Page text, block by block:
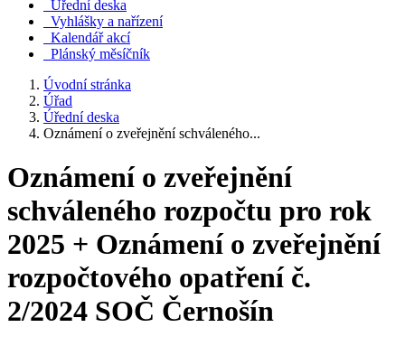
Úřední deska
Vyhlášky a nařízení
Kalendář akcí
Plánský měsíčník
Úvodní stránka
Úřad
Úřední deska
Oznámení o zveřejnění schváleného...
Oznámení o zveřejnění
schváleného rozpočtu pro rok
2025 + Oznámení o zveřejnění
rozpočtového opatření č.
2/2024 SOČ Černošín